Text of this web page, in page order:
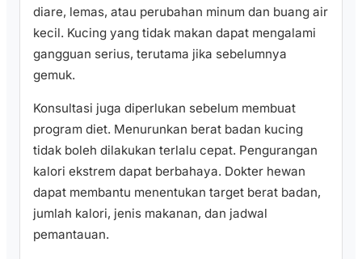
diare, lemas, atau perubahan minum dan buang air
kecil. Kucing yang tidak makan dapat mengalami
gangguan serius, terutama jika sebelumnya
gemuk.
Konsultasi juga diperlukan sebelum membuat
program diet. Menurunkan berat badan kucing
tidak boleh dilakukan terlalu cepat. Pengurangan
kalori ekstrem dapat berbahaya. Dokter hewan
dapat membantu menentukan target berat badan,
jumlah kalori, jenis makanan, dan jadwal
pemantauan.